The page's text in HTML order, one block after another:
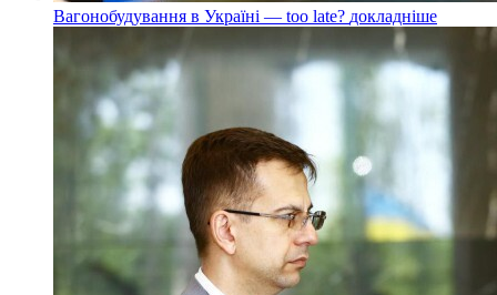
Вагонобудування в Україні — too late? докладнiше